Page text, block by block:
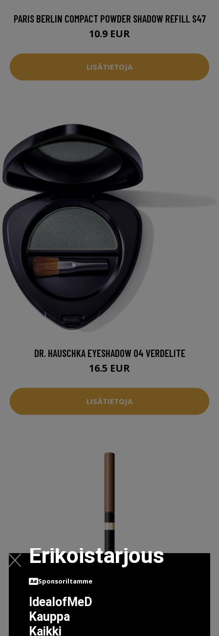
PARIS BERLIN COMPACT POWDER SHADOW REFILL S47
10.9 EUR
LISÄTIETOJA
DR. HAUSCHKA EYESHADOW 04 VERDELITE
16.5 EUR
LISÄTIETOJA
Erikoistarjous
Sponsoriltamme
IdealofMeD
Kauppa
Kaikki